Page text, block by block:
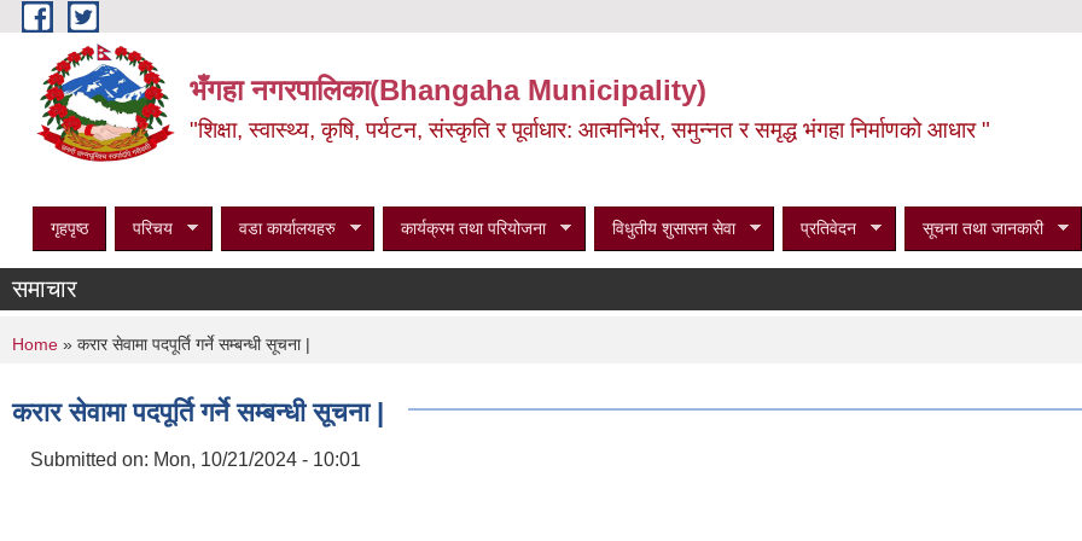
Skip to main content
भँगहा नगरपालिका(Bhangaha Municipality)
"शिक्षा, स्वास्थ्य, कृषि, पर्यटन, संस्कृति र पूर्वाधार: आत्मनिर्भर, समुन्नत र समृद्ध भंगहा निर्माणको आधार "
गृहपृष्ठ परिचय वडा कार्यालयहरु कार्यक्रम तथा परियोजना विधुतीय शुसासन सेवा प्रतिवेदन सूचना तथा जानकारी
समाचार
You are here
Home » करार सेवामा पदपूर्ति गर्ने सम्बन्धी सूचना |
करार सेवामा पदपूर्ति गर्ने सम्बन्धी सूचना |
Submitted on: Mon, 10/21/2024 - 10:01